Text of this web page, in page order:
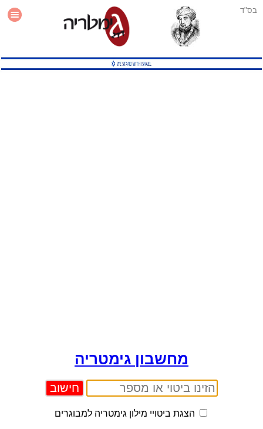
בס"ד
עזרה
מחשבון גימטריה
הצגת ביטויי מילון גימטריה למבוגרים